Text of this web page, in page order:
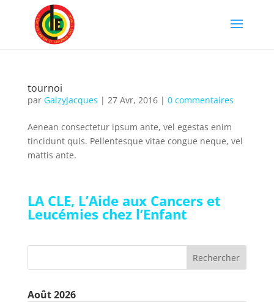
tournoi
par GalzyJacques | 27 Avr, 2016| 0 commentaires
Aenean consectetur ipsum ante, vel egestas enim
tincidunt quis. Pellentesque vitae congue neque, vel
mattis ante.
LA CLE, L’Aide aux Cancers et
Leucémies chez l’Enfant
Août 2026